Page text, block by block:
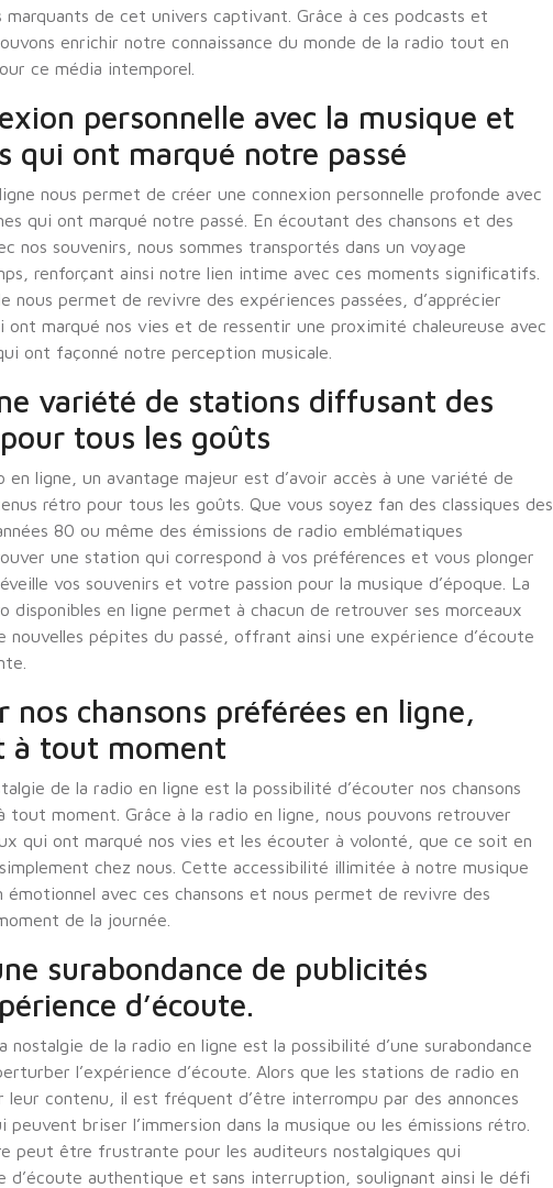
marquants de cet univers captivant. Grâce à ces podcasts et
enrichir notre connaissance du monde de la radio tout en
ce média intemporel.
personnelle avec la musique et
qui ont marqué notre passé
nous permet de créer une connexion personnelle profonde avec
qui ont marqué notre passé. En écoutant des chansons et des
nos souvenirs, nous sommes transportés dans un voyage
renforçant ainsi notre lien intime avec ces moments significatifs.
nous permet de revivre des expériences passées, d’apprécier
ont marqué nos vies et de ressentir une proximité chaleureuse avec
ont façonné notre perception musicale.
variété de stations diffusant des
tous les goûts
en ligne, un avantage majeur est d’avoir accès à une variété de
rétro pour tous les goûts. Que vous soyez fan des classiques des
80 ou même des émissions de radio emblématiques
une station qui correspond à vos préférences et vous plonger
vos souvenirs et votre passion pour la musique d’époque. La
disponibles en ligne permet à chacun de retrouver ses morceaux
pépites du passé, offrant ainsi une expérience d’écoute
nos chansons préférées en ligne,
à tout moment
de la radio en ligne est la possibilité d’écouter nos chansons
tout moment. Grâce à la radio en ligne, nous pouvons retrouver
qui ont marqué nos vies et les écouter à volonté, que ce soit en
chez nous. Cette accessibilité illimitée à notre musique
avec ces chansons et nous permet de revivre des
de la journée.
surabondance de publicités
d’écoute.
nostalgie de la radio en ligne est la possibilité d’une surabondance
l’expérience d’écoute. Alors que les stations de radio en
leur contenu, il est fréquent d’être interrompu par des annonces
briser l’immersion dans la musique ou les émissions rétro.
peut être frustrante pour les auditeurs nostalgiques qui
d’écoute authentique et sans interruption, soulignant ainsi le défi